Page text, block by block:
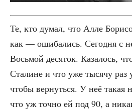
Те, кто думал, что Алле
как — оши­ба­лись. Сего­дня с
Вось­мой деся­ток. Каза­лось,
Ста­лине и что уже тыся­чу раз
что­бы вер­нуть­ся. У неё такая
что уж точ­но ей под 90, а